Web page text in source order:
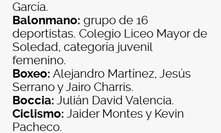
García.
Balonmano: grupo de 16
deportistas. Colegio Liceo Mayor de
Soledad, categoría juvenil
femenino.
Boxeo: Alejandro Martínez, Jesús
Serrano y Jairo Charris.
Boccia: Julián David Valencia.
Ciclismo: Jaider Montes y Kevin
Pacheco.